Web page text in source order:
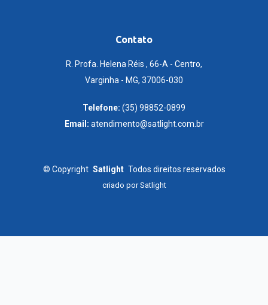
Contato
R. Profa. Helena Réis , 66-A - Centro,
Varginha - MG, 37006-030
Telefone: (35) 98852-0899
Email: atendimento@satlight.com.br
© Copyright Satlight Todos direitos reservados
criado porSatlight